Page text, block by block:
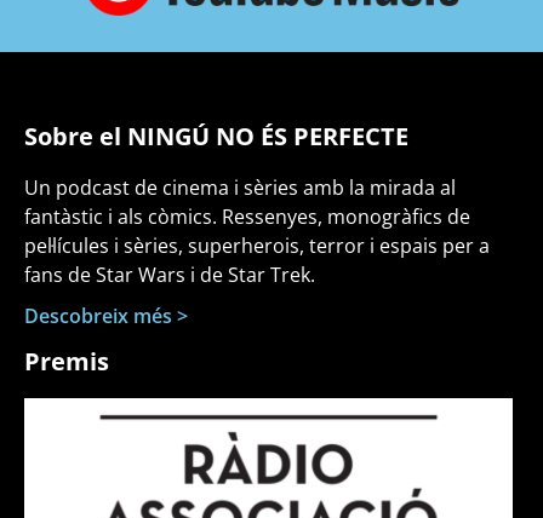
Sobre el NINGÚ NO ÉS PERFECTE
Un podcast de cinema i sèries amb la mirada al
fantàstic i als còmics. Ressenyes, monogràfics de
pel·lícules i sèries, superherois, terror i espais per a
fans de Star Wars i de Star Trek.
Descobreix més >
Premis